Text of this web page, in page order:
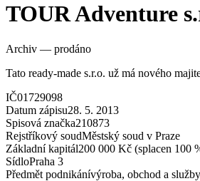
TOUR Adventure
Archiv — prodáno
Tato ready-made s.r.o. už má nového
IČ01729098
Datum zápisu28. 5. 2013
Spisová značka210873
Rejstříkový soudMěstský soud v Praze
Základní kapitál200 000 Kč (splacen 100
SídloPraha 3
Předmět podnikánívýroba, obchod a